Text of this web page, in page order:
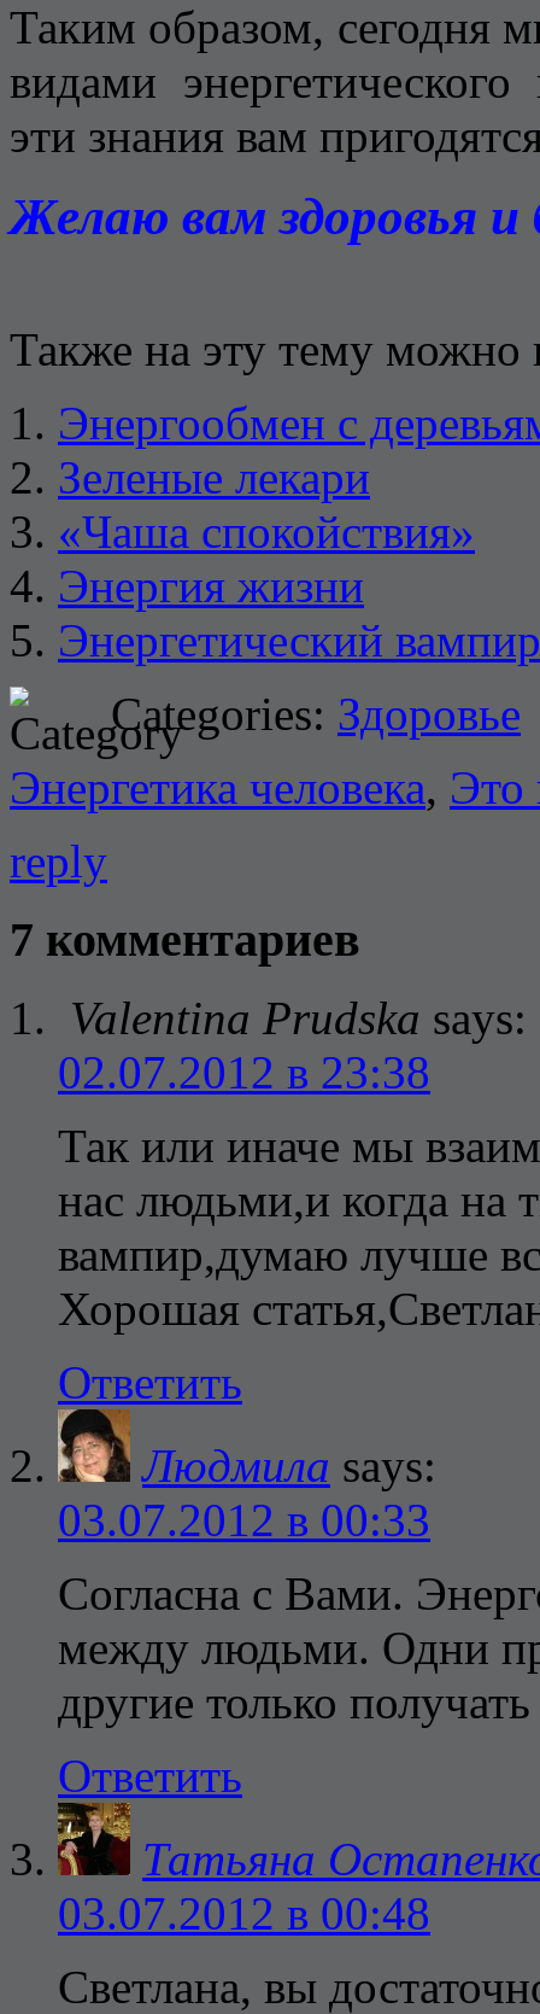
Таким образом, сегодня
видами
эти знания вам
Желаю вам здоровья и
Также на эту тему можно
Энергообмен с
Зеленые лекари
«Чаша спокойствия»
Энергия жизни
Энергетический
Categories: Здоровье
Энергетика человека, Это
reply
7 комментариев
Valentina Prudska says:
02.07.2012 в 23:38
Так или иначе мы
нас людьми,и когда на
вампир,думаю лучше
Хорошая
Ответить
Людмила says:
03.07.2012 в 00:33
Согласна с Вами.
между людьми. Одни
другие только получать
Ответить
Татьяна
03.07.2012 в 00:48
Светлана, вы